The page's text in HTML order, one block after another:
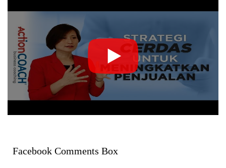
Facebook Comments Box